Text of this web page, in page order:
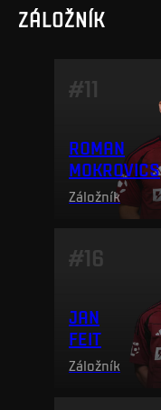
ZÁLOŽNÍK
#11
ROMAN
MOKROVICS
Záložník
#16
JAN
FEIT
Záložník